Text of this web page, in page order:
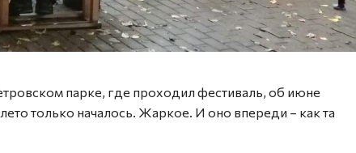
парке, где проходил фестиваль, об июне
только началось. Жаркое. И оно впереди – как та